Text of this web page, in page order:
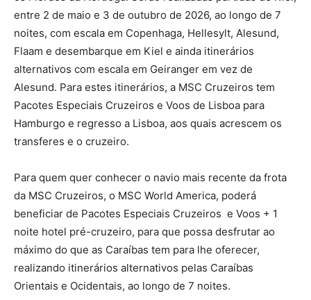
entre 2 de maio e 3 de outubro de 2026, ao longo de 7
noites, com escala em Copenhaga, Hellesylt, Alesund,
Flaam e desembarque em Kiel e ainda itinerários
alternativos com escala em Geiranger em vez de
Alesund. Para estes itinerários, a MSC Cruzeiros tem
Pacotes Especiais Cruzeiros e Voos de Lisboa para
Hamburgo e regresso a Lisboa, aos quais acrescem os
transferes e o cruzeiro.
Para quem quer conhecer o navio mais recente da frota
da MSC Cruzeiros, o MSC World America, poderá
beneficiar de Pacotes Especiais Cruzeiros e Voos + 1
noite hotel pré-cruzeiro, para que possa desfrutar ao
máximo do que as Caraíbas tem para lhe oferecer,
realizando itinerários alternativos pelas Caraíbas
Orientais e Ocidentais, ao longo de 7 noites.